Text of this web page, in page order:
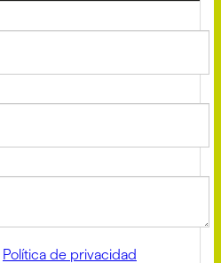
Política de privacidad